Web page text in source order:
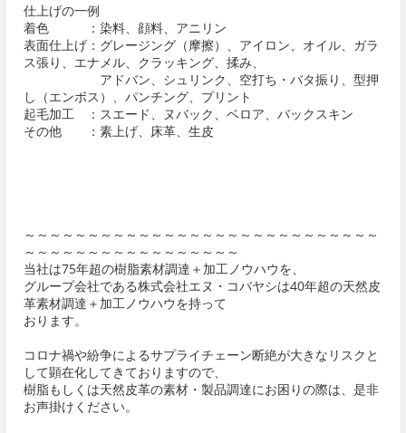
仕上げの一例
着色 ：染料、顔料、アニリン
表面仕上げ：グレージング（摩擦）、アイロン、オイル、ガラ
ス張り、エナメル、クラッキング、揉み、
アドバン、シュリンク、空打ち・バタ振り、型押
し（エンボス）、パンチング、プリント
起毛加工 ：スエード、ヌバック、ベロア、バックスキン
その他 ：素上げ、床革、生皮
～～～～～～～～～～～～～～～～～～～～～～～～～～～～
～～～～～～～～～～～～～～～～～
当社は75年超の樹脂素材調達＋加工ノウハウを、
グループ会社である株式会社エヌ・コバヤシは40年超の天然皮
革素材調達＋加工ノウハウを持って
おります。
コロナ禍や紛争によるサプライチェーン断絶が大きなリスクと
して顕在化してきておりますので、
樹脂もしくは天然皮革の素材・製品調達にお困りの際は、是非
お声掛けください。